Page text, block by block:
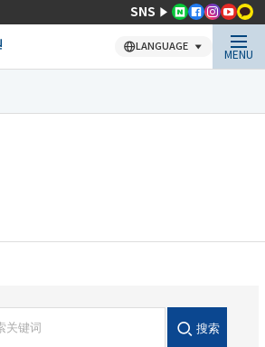
SNS
LANGUAGE
MENU
搜索